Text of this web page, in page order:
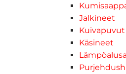
Jalkineet
Kuivapuvut
Käsineet